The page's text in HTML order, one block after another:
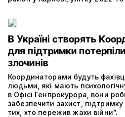
В Україні створять
для підтримки
злочинів
Координаторами будуть
людьми, які мають
в Офісі Генпрокурора, вони
забезпечити захист,
тих, хто пережив жахи війни”.